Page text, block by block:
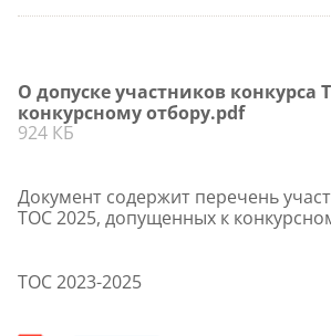
О допуске участников конкурса
конкурсному отбору.pdf
924 КБ
Документ содержит перечень
ТОС 2025, допущенных к
ТОС 2023-2025